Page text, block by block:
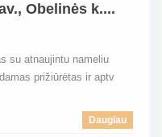
Obelinės k....
su atnaujintu nameliu
prižiūrėtas ir aptv
Daugiau